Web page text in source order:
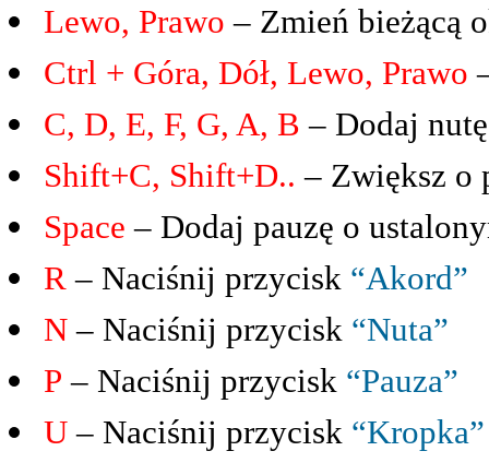
Lewo, Prawo – Zmień bieżącą
Ctrl + Góra, Dół, Lewo, Prawo
C, D, E, F, G, A, B – Dodaj nutę
Shift+C, Shift+D.. – Zwiększ o
Space – Dodaj pauzę o
R – Naciśnij przycisk “Akord”
N – Naciśnij przycisk “Nuta”
P – Naciśnij przycisk “Pauza”
U – Naciśnij przycisk